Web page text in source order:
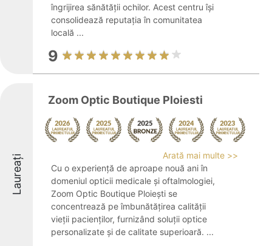
îngrijirea sănătății ochilor. Acest centru își
consolidează reputația în comunitatea
locală ...
9
Laureați
Zoom Optic Boutique Ploiesti
Arată mai multe >>
Cu o experiență de aproape nouă ani în
domeniul opticii medicale și oftalmologiei,
Zoom Optic Boutique Ploiești se
concentrează pe îmbunătățirea calității
vieții pacienților, furnizând soluții optice
personalizate și de calitate superioară. ...